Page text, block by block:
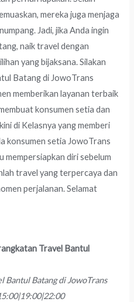
mereka juga menjaga
Jadi, jika Anda ingin
naik travel dengan
yang bijaksana. Silakan
Batang di JowoTrans
memberikan layanan terbaik
konsumen setia dan
di Kelasnya yang memberi
konsumen setia JowoTrans
mempersiapkan diri sebelum
travel yang terpercaya dan
perjalanan. Selamat
Travel Bantul
Bantul Batang di JowoTrans